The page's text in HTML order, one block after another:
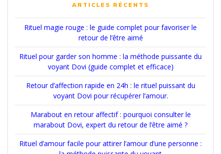
ARTICLES RÉCENTS
Rituel magie rouge : le guide complet pour favoriser le
retour de l’être aimé
Rituel pour garder son homme : la méthode puissante du
voyant Dovi (guide complet et efficace)
Retour d’affection rapide en 24h : le rituel puissant du
voyant Dovi pour récupérer l’amour.
Marabout en retour affectif : pourquoi consulter le
marabout Dovi, expert du retour de l’être aimé ?
Rituel d’amour facile pour attirer l’amour d’une personne :